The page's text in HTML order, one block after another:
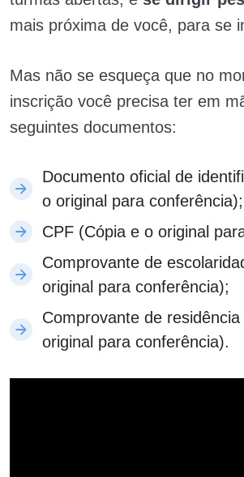
mais próxima de você, para se
Mas não se esqueça que no
inscrição você precisa ter em
seguintes documentos:
Documento oficial de
o original para conferência);
CPF (Cópia e o original
Comprovante de
original para conferência);
Comprovante de
original para conferência).